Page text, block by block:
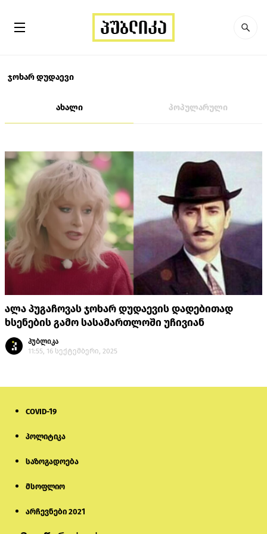
ჯოხარ დუდაევი
ახალი პოპულარული
ალა პუგაჩოვას ჯოხარ დუდაევის დადებითად
ხსენების გამო სასამართლოში უჩივიან
პუბლიკა
11:55, 16 სექტემბერი, 2025
COVID-19
პოლიტიკა
საზოგადოება
მსოფლიო
არჩევნები 2021